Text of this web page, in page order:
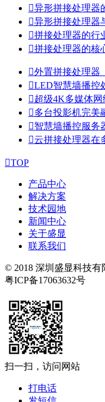
异形拼接处理器
异形拼接处理器
拼接处理器的行
拼接处理器的核
外置拼接处理器
LED智慧墙播控
超级4K多媒体网
多台投影机完美
智慧墙播控服务
云拼接处理器在
TOP
产品中心
解决方案
技术园地
新闻中心
关于盛显
联系我们
© 2018 深圳盛显科技有
粤ICP备17063632号
扫一扫，访问网站
打电话